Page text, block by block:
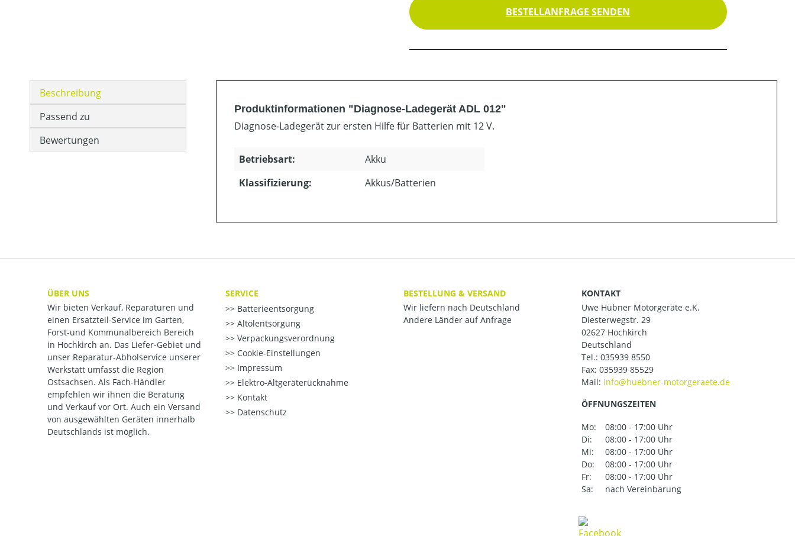
BESTELLANFRAGE SENDEN
Beschreibung
Passend zu
Bewertungen
Produktinformationen "Diagnose-Ladegerät ADL 012"
Diagnose-Ladegerät zur ersten Hilfe für Batterien mit 12 V.
Betriebsart:
Akku
Klassifizierung:
Akkus/Batterien
ÜBER UNS
Wir bieten Verkauf, Reparaturen und
einen Ersatzteil-Service im Garten,
Forst-und Kommunalbereich Bereich
in Hochkirch an. Das Liefer-Gebiet und
unser Reparatur-Abholservice unserer
Werkstatt umfasst die Region
Ostsachsen. Als Fach-Händler
empfehlen wir ihnen die Beratung
und Verkauf vor Ort. Auch ein Versand
von ausgewählten Geräten innerhalb
Deutschlands ist möglich.
SERVICE
Batterieentsorgung
Altölentsorgung
Verpackungsverordnung
Cookie-Einstellungen
Impressum
Elektro-Altgeräterücknahme
Kontakt
Datenschutz
BESTELLUNG & VERSAND
Wir liefern nach Deutschland
Andere Länder auf Anfrage
KONTAKT
Uwe Hübner Motorgeräte e.K.
Diesterwegstr. 29
02627 Hochkirch
Deutschland
Tel.: 035939 8550
Fax: 035939 85529
Mail:
ÖFFNUNGSZEITEN
Mo:
08:00 - 17:00 Uhr
Di:
08:00 - 17:00 Uhr
Mi:
08:00 - 17:00 Uhr
Do:
08:00 - 17:00 Uhr
Fr:
08:00 - 17:00 Uhr
Sa:
nach Vereinbarung